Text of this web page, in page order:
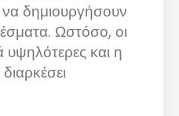
δημιουργήσουν
Ωστόσο, οι
υψηλότερες και η